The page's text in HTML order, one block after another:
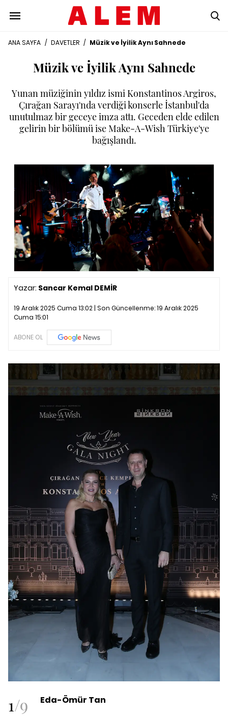
ANA SAYFA / DAVETLER / Müzik ve İyilik Aynı Sahnede
Müzik ve İyilik Aynı Sahnede
Yunan müziğinin yıldız ismi Konstantinos Argiros,
Çırağan Sarayı'nda verdiği konserle İstanbul'da
unutulmaz bir geceye imza attı. Geceden elde edilen
gelirin bir bölümü ise Make-A-Wish Türkiye'ye
bağışlandı.
Yazar: Sancar Kemal DEMİR
19 Aralık 2025 Cuma 13:02 | Son Güncellenme:19 Aralık 2025
Cuma 15:01
ABONE OL
1/9 Eda-Ömür Tan